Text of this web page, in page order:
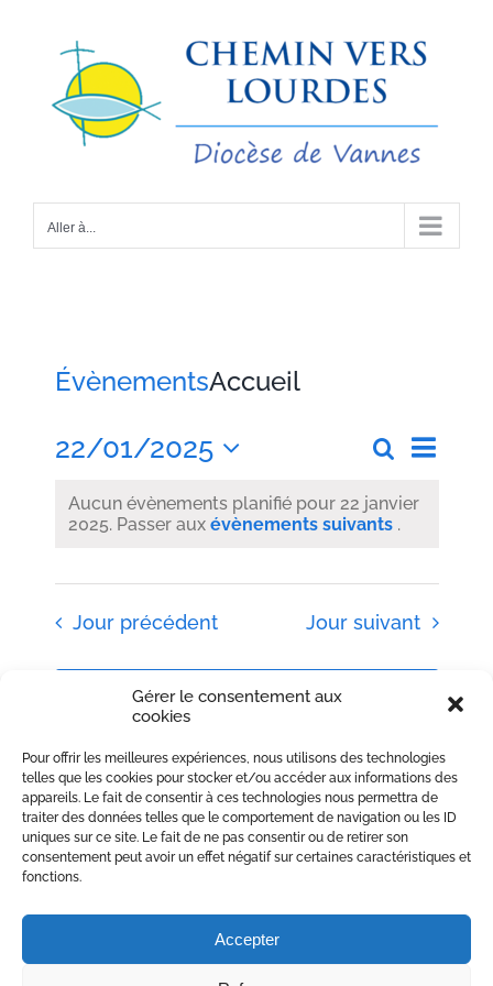
Gérer le consentement aux
cookies
Pour offrir les meilleures expériences, nous utilisons des technologies
telles que les cookies pour stocker et/ou accéder aux informations des
appareils. Le fait de consentir à ces technologies nous permettra de
traiter des données telles que le comportement de navigation ou les ID
uniques sur ce site. Le fait de ne pas consentir ou de retirer son
consentement peut avoir un effet négatif sur certaines caractéristiques et
fonctions.
Accepter
contenu
Aller à...
ÉvènementsAccueil
et
vues
Recherche
de
Jour
22/01/2025
une
date.
Aucun évènements planifié pour 22 janvier
2025. Passer aux évènements suivants .
Jour précédent Jour suivant
S’abonner au calendrier